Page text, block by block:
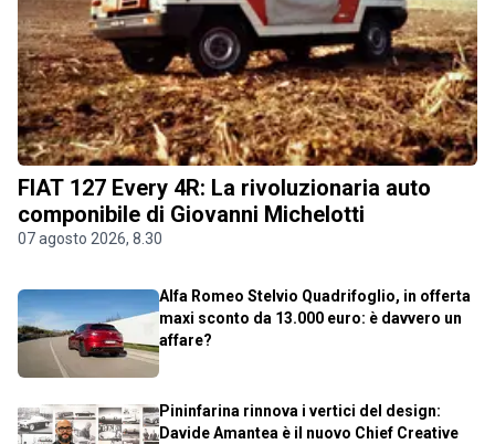
FIAT 127 Every 4R: La rivoluzionaria auto
componibile di Giovanni Michelotti
07 agosto 2026, 8.30
Alfa Romeo Stelvio Quadrifoglio, in offerta
maxi sconto da 13.000 euro: è davvero un
affare?
Pininfarina rinnova i vertici del design:
Davide Amantea è il nuovo Chief Creative